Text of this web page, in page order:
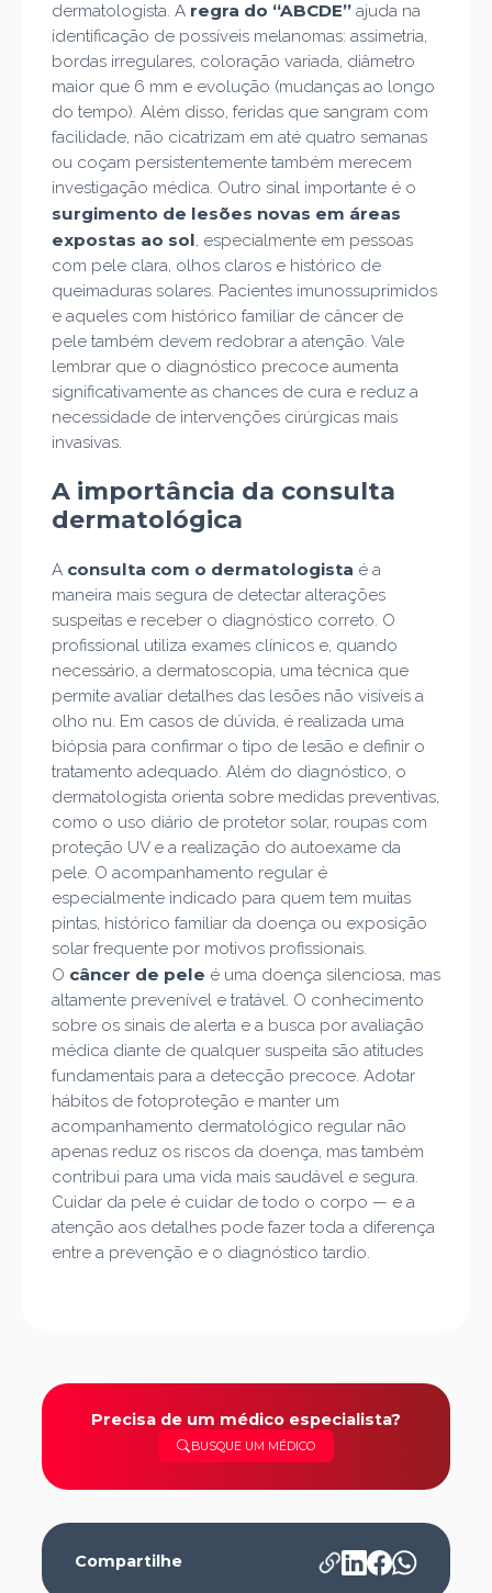
dermatologista. A regra do “ABCDE”ajuda na
identificação de possíveis melanomas: assimetria,
bordas irregulares, coloração variada, diâmetro
maior que 6 mm e evolução (mudanças ao longo
do tempo). Além disso, feridas que sangram com
facilidade, não cicatrizam em até quatro semanas
ou coçam persistentemente também merecem
investigação médica. Outro sinal importante é o
surgimento de lesões novas em áreas
expostas ao sol, especialmente em pessoas
com pele clara, olhos claros e histórico de
queimaduras solares. Pacientes imunossuprimidos
e aqueles com histórico familiar de câncer de
pele também devem redobrar a atenção. Vale
lembrar que o diagnóstico precoce aumenta
significativamente as chances de cura e reduz a
necessidade de intervenções cirúrgicas mais
invasivas.
A importância da consulta
dermatológica
A consulta com o dermatologista é a
maneira mais segura de detectar alterações
suspeitas e receber o diagnóstico correto. O
profissional utiliza exames clínicos e, quando
necessário, a dermatoscopia, uma técnica que
permite avaliar detalhes das lesões não visíveis a
olho nu. Em casos de dúvida, é realizada uma
biópsia para confirmar o tipo de lesão e definir o
tratamento adequado. Além do diagnóstico, o
dermatologista orienta sobre medidas preventivas,
como o uso diário de protetor solar, roupas com
proteção UV e a realização do autoexame da
pele. O acompanhamento regular é
especialmente indicado para quem tem muitas
pintas, histórico familiar da doença ou exposição
solar frequente por motivos profissionais.
O câncer de pele é uma doença silenciosa, mas
altamente prevenível e tratável. O conhecimento
sobre os sinais de alerta e a busca por avaliação
médica diante de qualquer suspeita são atitudes
fundamentais para a detecção precoce. Adotar
hábitos de fotoproteção e manter um
acompanhamento dermatológico regular não
apenas reduz os riscos da doença, mas também
contribui para uma vida mais saudável e segura.
Cuidar da pele é cuidar de todo o corpo — e a
atenção aos detalhes pode fazer toda a diferença
entre a prevenção e o diagnóstico tardio.
Precisa de um médico especialista?
BUSQUE UM MÉDICO
Compartilhe